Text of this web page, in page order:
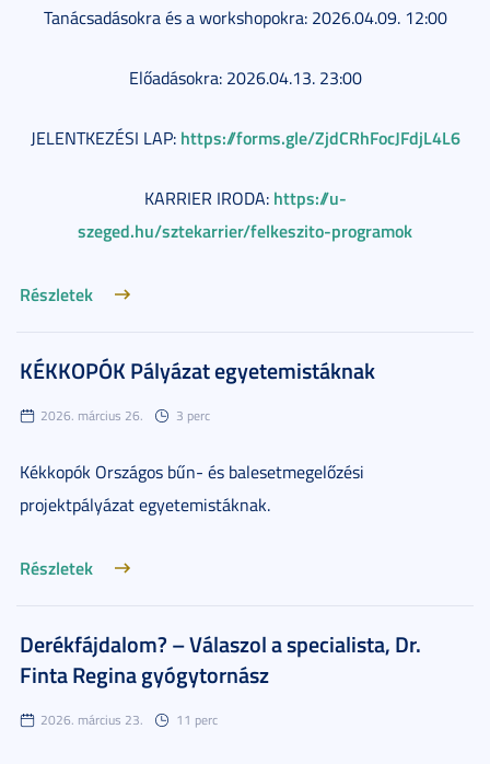
Tanácsadásokra és a workshopokra: 2026.04.09. 12:00
Előadásokra: 2026.04.13. 23:00
JELENTKEZÉSI LAP: https://forms.gle/ZjdCRhFocJFdjL4L6
KARRIER IRODA: https://u-
szeged.hu/sztekarrier/felkeszito-programok
Részletek
KÉKKOPÓK Pályázat egyetemistáknak
2026. március 26. 3 perc
Kékkopók Országos bűn- és balesetmegelőzési
projektpályázat egyetemistáknak.
Részletek
Derékfájdalom? – Válaszol a specialista, Dr.
Finta Regina gyógytornász
2026. március 23. 11 perc